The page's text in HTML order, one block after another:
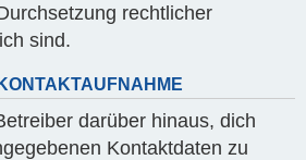
rechtlicher
sind.
darüber hinaus, dich
Kontaktdaten zu